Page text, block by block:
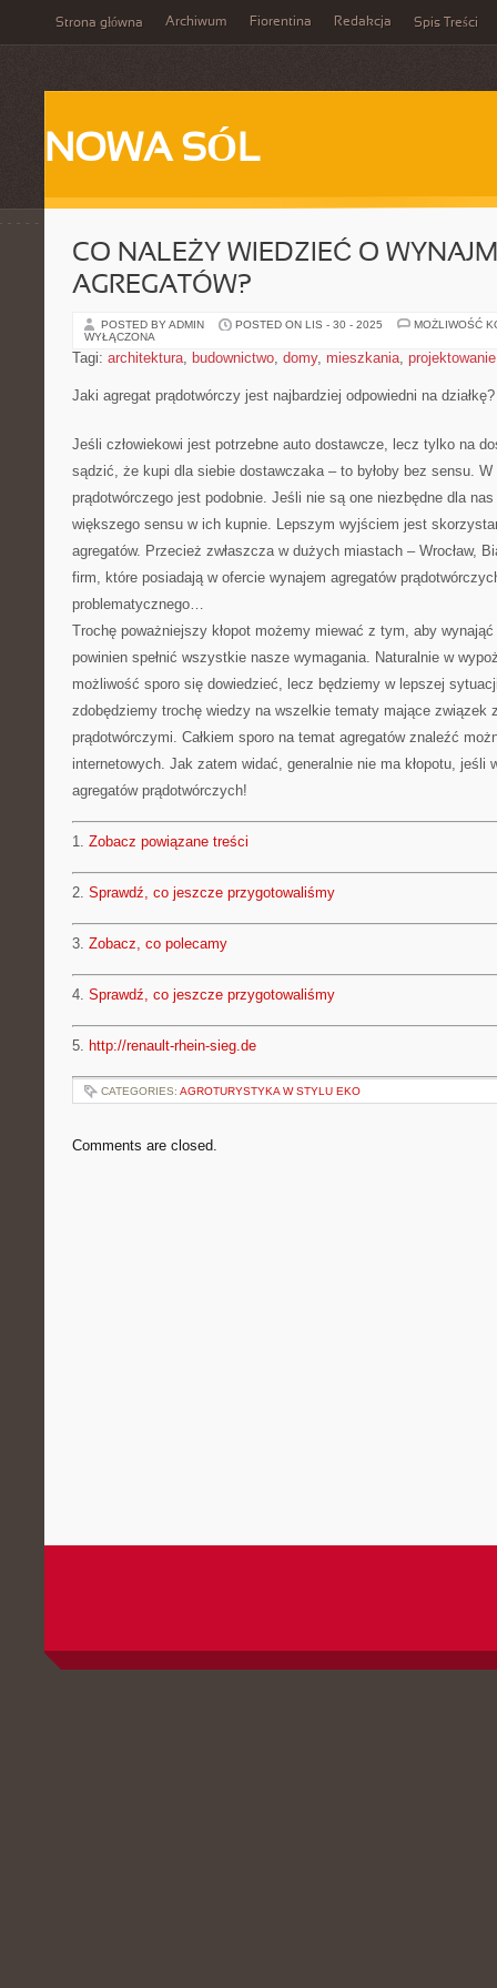
Strona główna Archiwum Fiorentina Redakcja Spis Treści
NOWA SÓL
CO NALEŻY WIEDZIEĆ O
AGREGATÓW?
POSTED BY ADMIN POSTED ON LIS - 30 - 2025
MOŻLIWOŚĆ
WYŁĄCZONA
Tagi: architektura, budownictwo, domy, mieszkania, projektowanie
Jaki agregat prądotwórczy jest najbardziej odpowiedni na działkę?
Jeśli człowiekowi jest potrzebne auto dostawcze, lecz tylko na
sądzić, że kupi dla siebie dostawczaka – to byłoby bez sensu. W
prądotwórczego jest podobnie. Jeśli nie są one niezbędne dla
większego sensu w ich kupnie. Lepszym wyjściem jest
agregatów. Przecież zwłaszcza w dużych miastach – Wrocław,
firm, które posiadają w ofercie wynajem agregatów
problematycznego…
Trochę poważniejszy kłopot możemy miewać z tym, aby
powinien spełnić wszystkie nasze wymagania. Naturalnie w
możliwość sporo się dowiedzieć, lecz będziemy w lepszej
zdobędziemy trochę wiedzy na wszelkie tematy mające związek
prądotwórczymi. Całkiem sporo na temat agregatów znaleźć
internetowych. Jak zatem widać, generalnie nie ma kłopotu, jeśli
agregatów prądotwórczych!
1. Zobacz powiązane treści
2. Sprawdź, co jeszcze przygotowaliśmy
3. Zobacz, co polecamy
4. Sprawdź, co jeszcze przygotowaliśmy
5. http://renault-rhein-sieg.de
CATEGORIES: AGROTURYSTYKA W STYLU EKO
Comments are closed.